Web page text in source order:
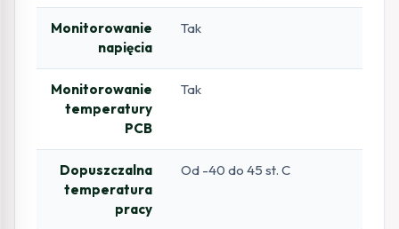
Monitorowanie
napięcia
Tak
Monitorowanie
temperatury
PCB
Tak
Dopuszczalna
temperatura
pracy
Od -40 do 45 st. C